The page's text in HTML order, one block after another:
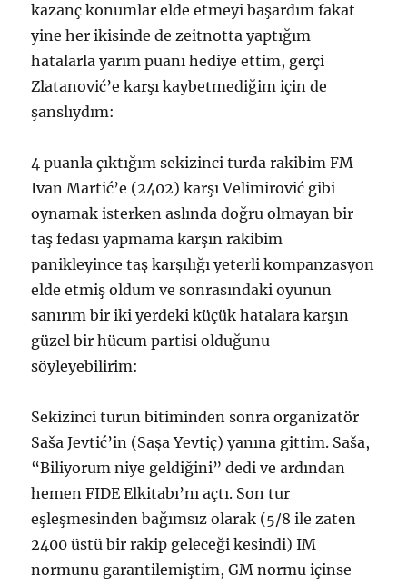
kazanç konumlar elde etmeyi başardım fakat
yine her ikisinde de zeitnotta yaptığım
hatalarla yarım puanı hediye ettim, gerçi
Zlatanović’e karşı kaybetmediğim için de
şanslıydım:
4 puanla çıktığım sekizinci turda rakibim FM
Ivan Martić’e (2402) karşı Velimirović gibi
oynamak isterken aslında doğru olmayan bir
taş fedası yapmama karşın rakibim
panikleyince taş karşılığı yeterli kompanzasyon
elde etmiş oldum ve sonrasındaki oyunun
sanırım bir iki yerdeki küçük hatalara karşın
güzel bir hücum partisi olduğunu
söyleyebilirim:
Sekizinci turun bitiminden sonra organizatör
Saša Jevtić’in (Saşa Yevtiç) yanına gittim. Saša,
“Biliyorum niye geldiğini” dedi ve ardından
hemen FIDE Elkitabı’nı açtı. Son tur
eşleşmesinden bağımsız olarak (5/8 ile zaten
2400 üstü bir rakip geleceği kesindi) IM
normunu garantilemiştim, GM normu içinse